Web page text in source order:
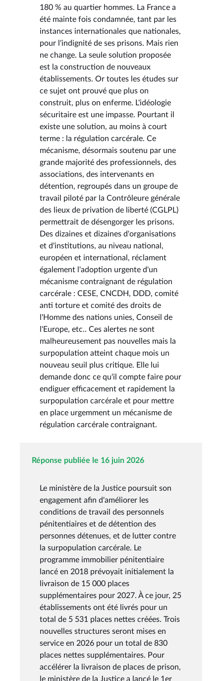
180 % au quartier hommes. La France a
été mainte fois condamnée, tant par les
instances internationales que nationales,
pour l'indignité de ses prisons. Mais rien
ne change. La seule solution proposée
est la construction de nouveaux
établissements. Or toutes les études sur
ce sujet ont prouvé que plus on
construit, plus on enferme. L'idéologie
sécuritaire est une impasse. Pourtant il
existe une solution, au moins à court
terme : la régulation carcérale. Ce
mécanisme, désormais soutenu par une
grande majorité des professionnels, des
associations, des intervenants en
détention, regroupés dans un groupe de
travail piloté par la Contrôleure générale
des lieux de privation de liberté (CGLPL)
permettrait de désengorger les prisons.
Des dizaines et dizaines d'organisations
et d'institutions, au niveau national,
européen et international, réclament
également l'adoption urgente d'un
mécanisme contraignant de régulation
carcérale : CESE, CNCDH, DDD, comité
anti torture et comité des droits de
l'Homme des nations unies, Conseil de
l'Europe, etc.. Ces alertes ne sont
malheureusement pas nouvelles mais la
surpopulation atteint chaque mois un
nouveau seuil plus critique. Elle lui
demande donc ce qu'il compte faire pour
endiguer efficacement et rapidement la
surpopulation carcérale et pour mettre
en place urgemment un mécanisme de
régulation carcérale contraignant.
Réponse publiée le 16 juin 2026
Le ministère de la Justice poursuit son
engagement afin d'améliorer les
conditions de travail des personnels
pénitentiaires et de détention des
personnes détenues, et de lutter contre
la surpopulation carcérale. Le
programme immobilier pénitentiaire
lancé en 2018 prévoyait initialement la
livraison de 15 000 places
supplémentaires pour 2027. À ce jour, 25
établissements ont été livrés pour un
total de 5 531 places nettes créées. Trois
nouvelles structures seront mises en
service en 2026 pour un total de 830
places nettes supplémentaires. Pour
accélérer la livraison de places de prison,
le ministère de la Justice a lancé le 1er